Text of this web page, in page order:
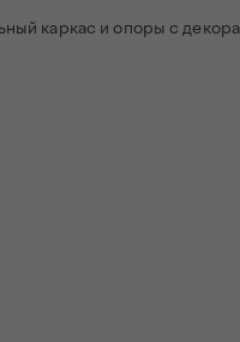
каркас и опоры с